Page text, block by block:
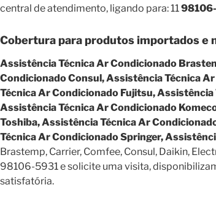
central de atendimento, ligando para: 11
Cobertura para produtos importados e
Assistência Técnica Ar Condicionado
Condicionado Consul, Assistência Técnica
Técnica Ar Condicionado Fujitsu,
Assistência Técnica Ar Condicionado
Toshiba, Assistência Técnica Ar
Técnica Ar Condicionado Springer,
Brastemp, Carrier, Comfee, Consul, Daikin,
98106-5931 e solicite uma visita,
satisfatória.